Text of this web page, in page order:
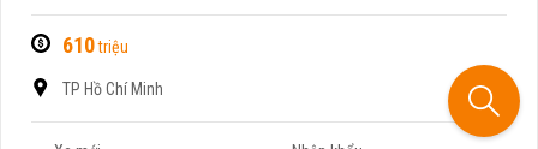
610triệu
TP Hồ Chí Minh